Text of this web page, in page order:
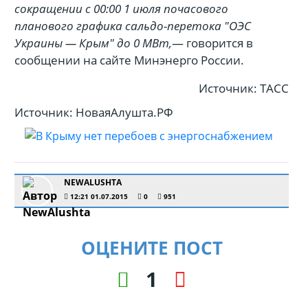
сокращении с 00:00 1 июля почасового
планового графика сальдо-перетока "ОЭС
Украины — Крым" до 0 МВт,— говорится в
сообщении на сайте Минэнерго России.
Источник: ТАСС
Источник: НоваяАлушта.РФ
NEWALUSHTA
12:21 01.07.2015 0 951
ОЦЕНИТЕ ПОСТ
1